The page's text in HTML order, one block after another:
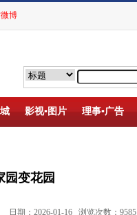
博
影视▪图片 理事▪广告
园变花园
期：2026-01-16 浏览次数：9585